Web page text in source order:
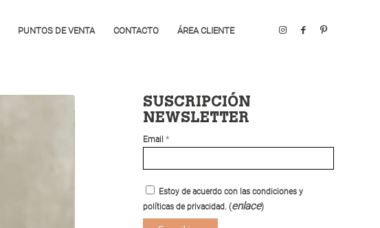
PUNTOS DE VENTA CONTACTO ÁREA CLIENTE
SUSCRIPCIÓN
NEWSLETTER
Email*
Estoy de acuerdo con las condiciones y
políticas de privacidad. (enlace)